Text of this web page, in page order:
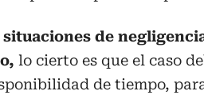
de
lo cierto es que el caso
de tiempo,